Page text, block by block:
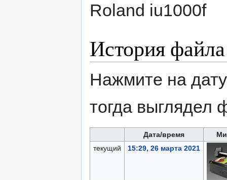
Roland iu1000f
История файла
Нажмите на
тогда выглядел
Дата/время
текущий
15:29, 26 марта 2021